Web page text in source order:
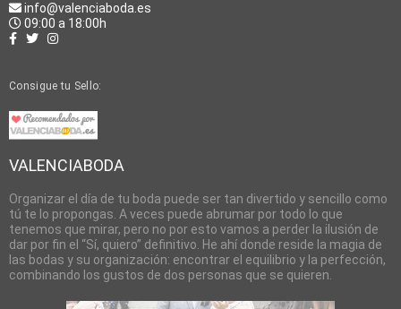
info@valenciaboda.es
09:00 a 18:00h
Consigue tu Sello:
VALENCIABODA
Organizar el día de tu boda puede ser tan divertido y sencillo como
tú te lo propongas. A veces puede abrumar por todo lo que
tenemos que mirar, pero no por esto vamos a perder la ilusión de
dar por fin el “Sí, quiero” definitivo. He ahí donde reside la magia de
las bodas y su organización: encontrar el equilibrio y la perfección,
combinando los gustos de dos personas que se quieren.